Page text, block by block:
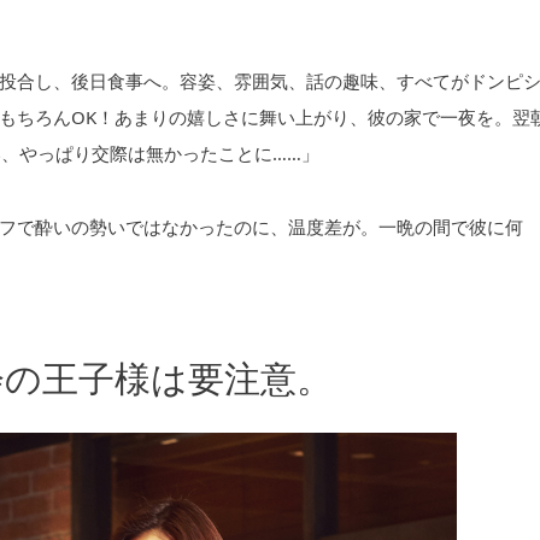
合し、後日食事へ。容姿、雰囲気、話の趣味、すべてがドンピシ
ちろんOK！あまりの嬉しさに舞い上がり、彼の家で一夜を。翌
やっぱり交際は無かったことに……」
で酔いの勢いではなかったのに、温度差が。一晩の間で彼に何
王子様は要注意。